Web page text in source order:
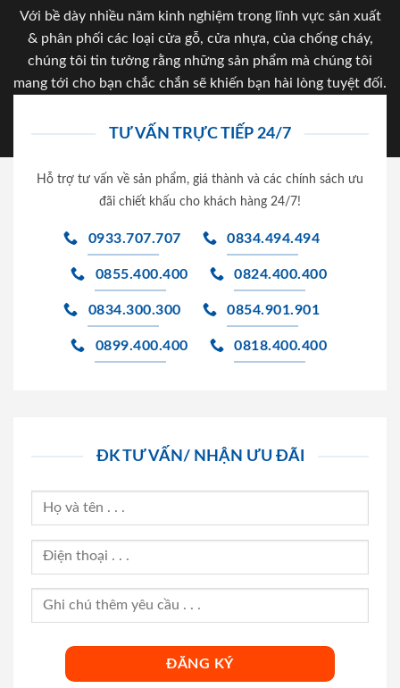
Với bề dày nhiều năm kinh nghiệm trong lĩnh vực sản xuất
& phân phối các loại cửa gỗ, cửa nhựa, của chống cháy,
chúng tôi tin tưởng rằng những sản phẩm mà chúng tôi
mang tới cho bạn chắc chắn sẽ khiến bạn hài lòng tuyệt đối.
TƯ VẤN TRỰC TIẾP 24/7
Hỗ trợ tư vấn về sản phẩm, giá thành và các chính sách ưu
đãi chiết khấu cho khách hàng 24/7!
0933.707.707 0834.494.494
0855.400.400 0824.400.400
0834.300.300 0854.901.901
0899.400.400 0818.400.400
ĐK TƯ VẤN/ NHẬN ƯU ĐÃI